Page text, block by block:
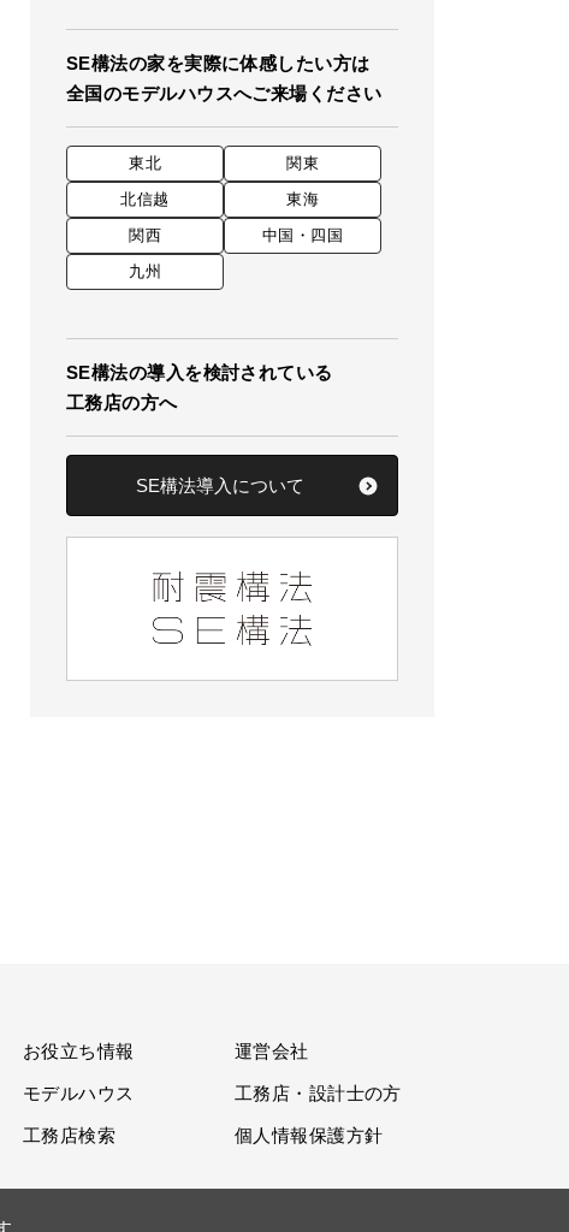
SE構法の家を実際に体感したい方は
全国のモデルハウスへご来場ください
東北
関東
北信越
東海
関西
中国・四国
九州
SE構法の導入を検討されている
工務店の方へ
SE構法導入について
お役立ち情報 運営会社
モデルハウス 工務店・設計士の方
工務店検索 個人情報保護方針